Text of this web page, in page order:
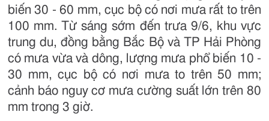
biến 30 - 60 mm, cục bộ có nơi mưa rất to trên
100 mm. Từ sáng sớm đến trưa 9/6, khu vực
trung du, đồng bằng Bắc Bộ và TP Hải Phòng
có mưa vừa và dông, lượng mưa phổ biến 10 -
30 mm, cục bộ có nơi mưa to trên 50 mm;
cảnh báo nguy cơ mưa cường suất lớn trên 80
mm trong 3 giờ.